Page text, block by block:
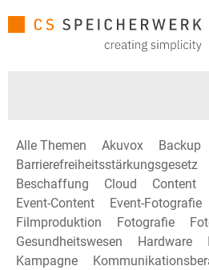
Alle Themen Akuvox
Backup
Barrierefreiheitsstärkungsgesetz
Beschaffung
Cloud Content
Event-Content
Event-Fotografie
Filmproduktion
Fotografie
Gesundheitswesen
Hardware
Kampagne